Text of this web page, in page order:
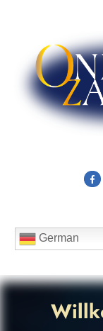
German